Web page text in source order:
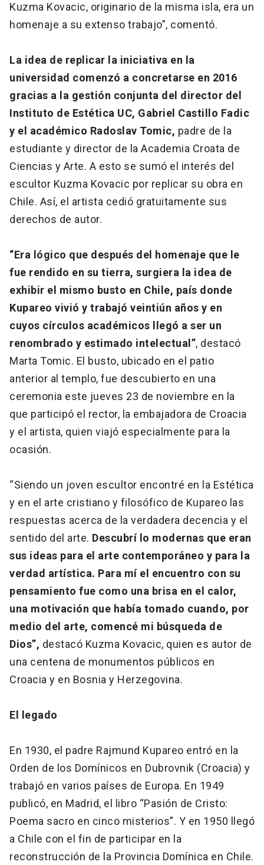
Kuzma Kovacic, originario de la misma isla, era un
homenaje a su extenso trabajo”, comentó.
La idea de replicar la iniciativa en la
universidad comenzó a concretarse en 2016
gracias a la gestión conjunta del director del
Instituto de Estética UC, Gabriel Castillo Fadic
y el académico Radoslav Tomic, padre de la
estudiante y director de la Academia Croata de
Ciencias y Arte. A esto se sumó el interés del
escultor Kuzma Kovacic por replicar su obra en
Chile. Así, el artista cedió gratuitamente sus
derechos de autor.
“Era lógico que después del homenaje que le
fue rendido en su tierra, surgiera la idea de
exhibir el mismo busto en Chile, país donde
Kupareo vivió y trabajó veintiún años y en
cuyos círculos académicos llegó a ser un
renombrado y estimado intelectual”, destacó
Marta Tomic. El busto, ubicado en el patio
anterior al templo, fue descubierto en una
ceremonia este jueves 23 de noviembre en la
que participó el rector, la embajadora de Croacia
y el artista, quien viajó especialmente para la
ocasión.
“Siendo un joven escultor encontré en la Estética
y en el arte cristiano y filosófico de Kupareo las
respuestas acerca de la verdadera decencia y el
sentido del arte. Descubrí lo modernas que eran
sus ideas para el arte contemporáneo y para la
verdad artística. Para mí el encuentro con su
pensamiento fue como una brisa en el calor,
una motivación que había tomado cuando, por
medio del arte, comencé mi búsqueda de
Dios”, destacó Kuzma Kovacic, quien es autor de
una centena de monumentos públicos en
Croacia y en Bosnia y Herzegovina.
El legado
En 1930, el padre Rajmund Kupareo entró en la
Orden de los Domínicos en Dubrovnik (Croacia) y
trabajó en varios países de Europa. En 1949
publicó, en Madrid, el libro “Pasión de Cristo:
Poema sacro en cinco misterios”. Y en 1950 llegó
a Chile con el fin de participar en la
reconstrucción de la Provincia Domínica en Chile.